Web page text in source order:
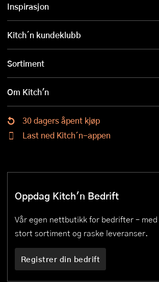
Inspirasjon
Kitch´n kundeklubb
Sortiment
Om Kitch'n
30 dagers åpent kjøp
Last ned Kitch´n-appen
Oppdag Kitch'n Bedrift
Vår egen nettbutikk for bedrifter –
stort sortiment og raske leveranser.
Registrer din bedrift